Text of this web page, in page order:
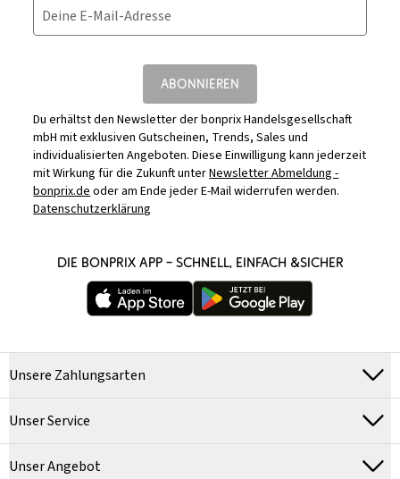
Deine E-Mail-Adresse
ABONNIEREN
Du erhältst den Newsletter der bonprix Handelsgesellschaft
mbH mit exklusiven Gutscheinen, Trends, Sales und
individualisierten Angeboten. Diese Einwilligung kann jederzeit
mit Wirkung für die Zukunft unterNewsletter Abmeldung -
bonprix.deoder am Ende jeder E-Mail widerrufen werden.
Datenschutzerklärung
DIE BONPRIX APP – SCHNELL, EINFACH &SICHER
Unsere Zahlungsarten
Unser Service
Unser Angebot